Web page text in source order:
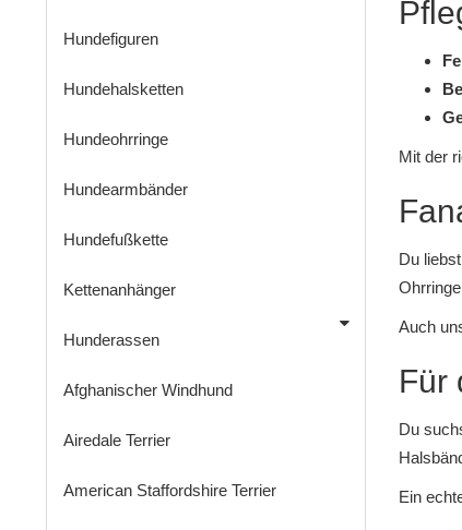
Mit der
Du
Ohrringe
Auch
Für
Du
Ein
Hundefiguren
Hundehalsketten
Hundeohrringe
Hundearmbänder
Hundefußkette
Kettenanhänger
Hunderassen
Afghanischer Windhund
Airedale Terrier
American Staffordshire Terrier